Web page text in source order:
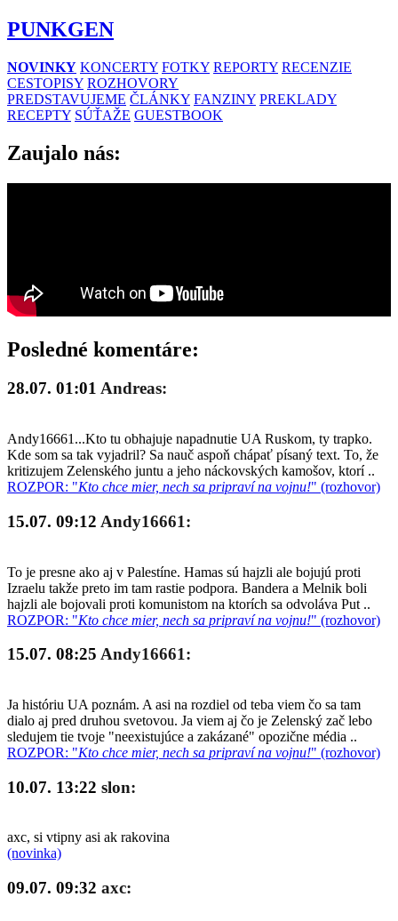
PUNKGEN
NOVINKY KONCERTY FOTKY REPORTY RECENZIE
CESTOPISY ROZHOVORY
PREDSTAVUJEME ČLÁNKY FANZINY PREKLADY
RECEPTY SÚŤAŽE GUESTBOOK
Zaujalo nás:
Posledné komentáre:
28.07. 01:01 Andreas:
Andy16661...Kto tu obhajuje napadnutie UA Ruskom, ty trapko.
Kde som sa tak vyjadril? Sa nauč aspoň chápať písaný text. To, že
kritizujem Zelenského juntu a jeho náckovských kamošov, ktorí ..
ROZPOR: "Kto chce mier, nech sa pripraví na vojnu!" (rozhovor)
15.07. 09:12 Andy16661:
To je presne ako aj v Palestíne. Hamas sú hajzli ale bojujú proti
Izraelu takže preto im tam rastie podpora. Bandera a Melnik boli
hajzli ale bojovali proti komunistom na ktorích sa odvoláva Put ..
ROZPOR: "Kto chce mier, nech sa pripraví na vojnu!" (rozhovor)
15.07. 08:25 Andy16661:
Ja históriu UA poznám. A asi na rozdiel od teba viem čo sa tam
dialo aj pred druhou svetovou. Ja viem aj čo je Zelenský zač lebo
sledujem tie tvoje "neexistujúce a zakázané" opozične média ..
ROZPOR: "Kto chce mier, nech sa pripraví na vojnu!" (rozhovor)
10.07. 13:22 slon:
axc, si vtipny asi ak rakovina
(novinka)
09.07. 09:32 axc: